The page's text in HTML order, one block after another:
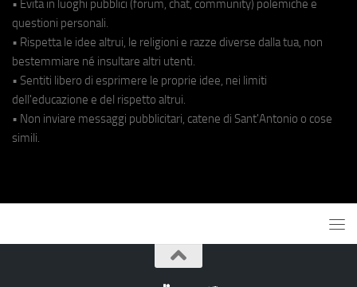
• Evita in luoghi pubblici (forum, chat, community) polemiche e
questioni personali.
• Rispetta le idee altrui, le religioni e razze diverse dalla tua, non
bestemmiare né insultare altri utenti.
• Sentiti libero di esprimere le proprie idee, nei limiti
dell'educazione e del rispetto altrui.
• Non inviare messaggi pubblicitari, catene di Sant'Antonio o cose
simili.